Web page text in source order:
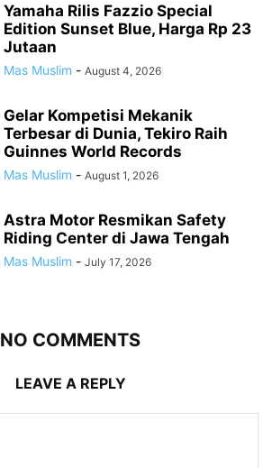
Yamaha Rilis Fazzio Special
Edition Sunset Blue, Harga Rp 23
Jutaan
Mas Muslim - August 4, 2026
Gelar Kompetisi Mekanik
Terbesar di Dunia, Tekiro Raih
Guinnes World Records
Mas Muslim - August 1, 2026
Astra Motor Resmikan Safety
Riding Center di Jawa Tengah
Mas Muslim - July 17, 2026
NO COMMENTS
LEAVE A REPLY